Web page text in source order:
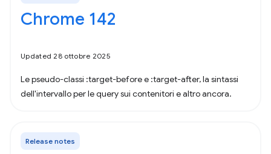
Chrome 142
Updated 28 ottobre 2025
Le pseudo-classi :target-before e :target-after, la sintassi
dell'intervallo per le query sui contenitori e altro ancora.
Release notes